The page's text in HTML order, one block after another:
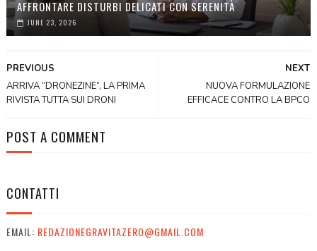
AFFRONTARE DISTURBI DELICATI CON SERENITÀ
JUNE 23, 2026
NEXT
NUOVA FORMULAZIONE
EFFICACE CONTRO LA BPCO
PREVIOUS
ARRIVA “DRONEZINE”, LA PRIMA
RIVISTA TUTTA SUI DRONI
POST A COMMENT
CONTATTI
EMAIL: REDAZIONEGRAVITAZERO@GMAIL.COM